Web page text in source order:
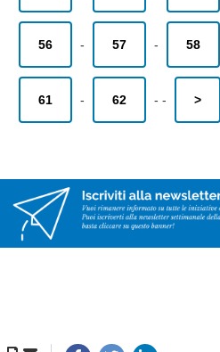
56 - 57 - 58
61 - 62 - - >